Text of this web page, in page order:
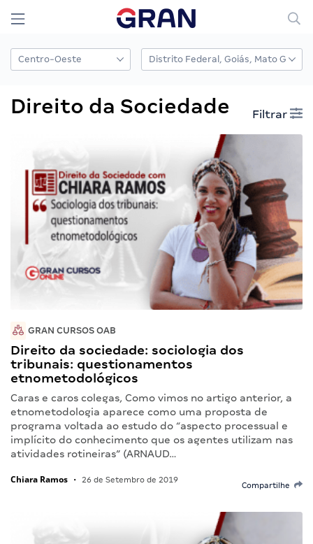
Direito da Sociedade Filtrar
GRAN CURSOS OAB
Direito da sociedade: sociologia dos
tribunais: questionamentos
etnometodológicos
Caras e caros colegas, Como vimos no artigo anterior, a
etnometodologia aparece como uma proposta de
programa voltada ao estudo do “aspecto processual e
implícito do conhecimento que os agentes utilizam nas
atividades rotineiras” (ARNAUD…
Chiara Ramos • 26 de Setembro de 2019
Compartilhe